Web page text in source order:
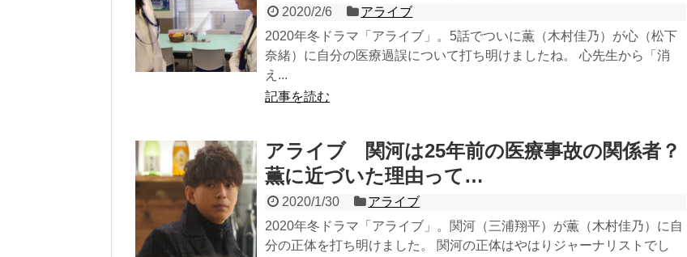
2020/2/6
アライブ
2020年冬ドラマ「アライブ」。5話でついに薫（木村佳乃）が心（松下
奈緒）に自分の医療過誤について打ち明けましたね。 心先生から「消
え...
記事を読む
アライブ 関河は25年前の医療事故の関係者？
薫に近づいた理由って…
2020/1/30
アライブ
2020年冬ドラマ「アライブ」。関河（三浦翔平）が薫（木村佳乃）に自
分の正体を打ち明けました。 関河の正体はやはりジャーナリストでし